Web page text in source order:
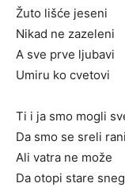
Žuto lišće jeseni
Nikad ne zazeleni
A sve prve ljubavi
Umiru ko cvetovi
Ti i ja smo mogli
Da smo se sreli
Ali vatra ne može
Da otopi stare